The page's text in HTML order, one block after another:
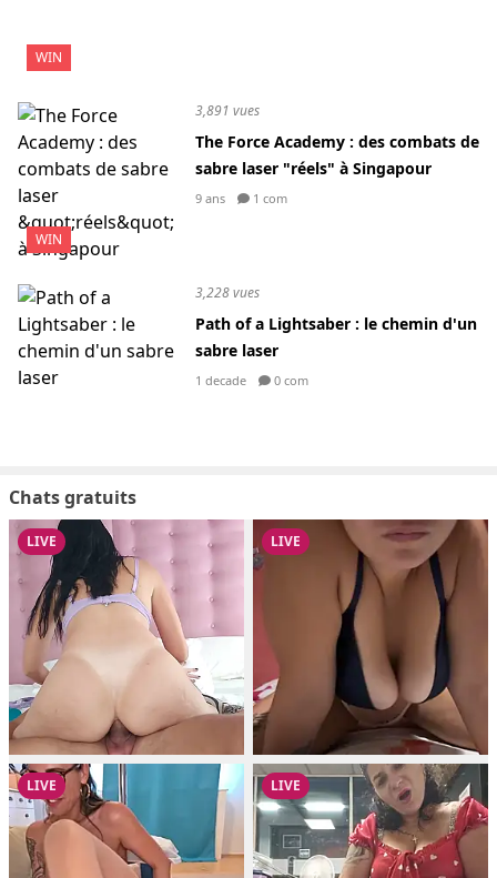
WIN
WIN
3,891 vues
The Force Academy : des combats de
sabre laser "réels" à Singapour
9 ans 1 com
3,228 vues
Path of a Lightsaber : le chemin d'un
sabre laser
1 decade 0 com
Chats gratuits